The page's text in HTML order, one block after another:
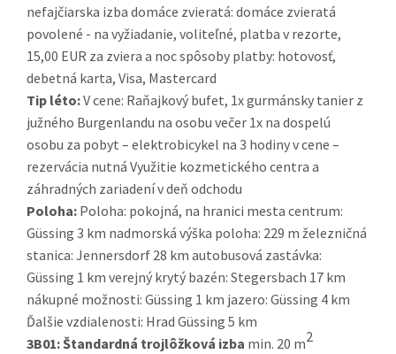
nefajčiarska izba domáce zvieratá: domáce zvieratá
povolené - na vyžiadanie, voliteľné, platba v rezorte,
15,00 EUR za zviera a noc spôsoby platby: hotovosť,
debetná karta, Visa, Mastercard
Tip léto:V cene: Raňajkový bufet, 1x gurmánsky tanier z
južného Burgenlandu na osobu večer 1x na dospelú
osobu za pobyt – elektrobicykel na 3 hodiny v cene –
rezervácia nutná Využitie kozmetického centra a
záhradných zariadení v deň odchodu
Poloha: Poloha: pokojná, na hranici mesta centrum:
Güssing 3 km nadmorská výška poloha: 229 m železničná
stanica: Jennersdorf 28 km autobusová zastávka:
Güssing 1 km verejný krytý bazén: Stegersbach 17 km
nákupné možnosti: Güssing 1 km jazero: Güssing 4 km
Ďalšie vzdialenosti: Hrad Güssing 5 km
3B01:Štandardná trojlôžková izba min. 20 m2